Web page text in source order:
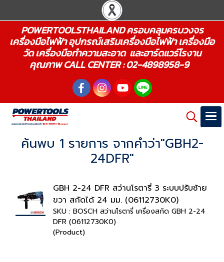
POWERTOOLSTHAILAND ครอบคลุมครบวงจร
เครื่องมือไฟฟ้า อุปกรณ์เสริมเครื่องมือไฟฟ้า เครื่องมือ
วัด เครื่องมือทำความสะอาด และฮาร์ดแวร์โรงาน
คุณภาพ CALL CENTER : 02-4898958-9
ค้นพบ 1 รายการ จากคำว่า"GBH2-
24DFR"
GBH 2-24 DFR สว่านโรตารี่ 3 ระบบปรับซ้าย
ขวา สกัดได้ 24 มม. (06112730K0)
SKU : BOSCH สว่านโรตารี่ เครื่องสกัด GBH 2-24
DFR (06112730K0)
(Product)